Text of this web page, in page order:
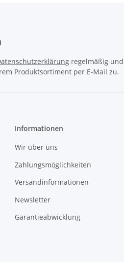
regelmäßig und
Produktsortiment per E-Mail zu.
Informationen
Wir über uns
Zahlungsmöglichkeiten
Versandinformationen
Newsletter
Garantieabwicklung